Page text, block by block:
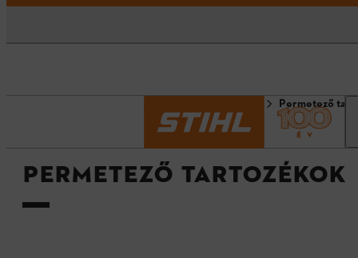
Permetező
PERMETEZŐ TARTOZÉKOK